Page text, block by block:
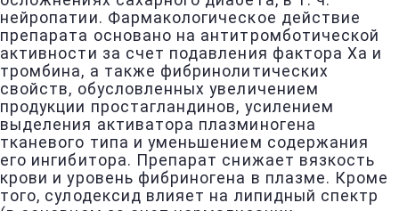
нейропатии. Фармакологическое действие
препарата основано на антитромботической
активности за счет подавления фактора Ха и
тромбина, а также фибринолитических
свойств, обусловленных увеличением
продукции простагландинов, усилением
выделения активатора плазминогена
тканевого типа и уменьшением содержания
его ингибитора. Препарат снижает вязкость
крови и уровень фибриногена в плазме. Кроме
того, сулодексид влияет на липидный спектр